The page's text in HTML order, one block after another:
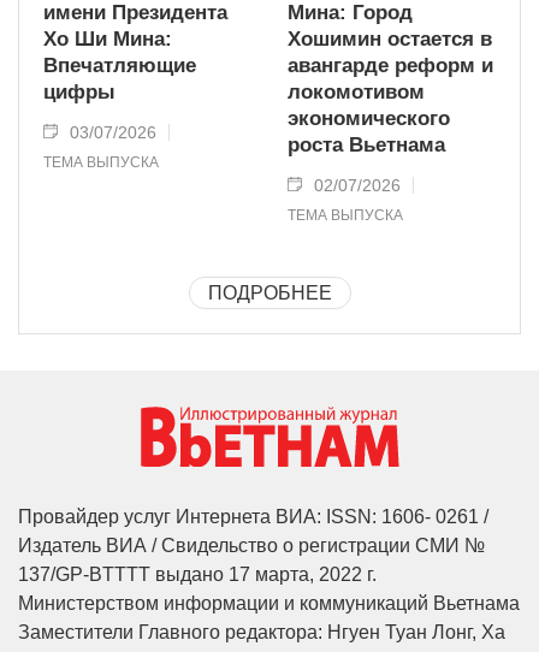
имени Президента
Хо Ши Мина:
Впечатляющие
цифры
03/07/2026
ТЕМА ВЫПУСКА
Мина: Город
Хошимин остается в
авангарде реформ и
локомотивом
экономического
роста Вьетнама
02/07/2026
ТЕМА ВЫПУСКА
ПОДРОБНЕЕ
Провайдер услуг Интернета ВИА: ISSN: 1606- 0261 /
Издатель ВИА / Свидельство о регистрации СМИ №
137/GP-BTTTT выдано 17 марта, 2022 г.
Министерством информации и коммуникаций Вьетнама
Заместители Главного редактора: Нгуен Туан Лонг, Ха